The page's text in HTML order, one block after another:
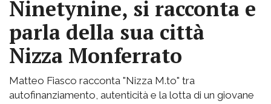
Ninetynine, si racconta e
parla della sua città
Nizza Monferrato
Matteo Fiasco racconta "Nizza M.to" tra
autofinanziamento, autenticità e la lotta di un giovane